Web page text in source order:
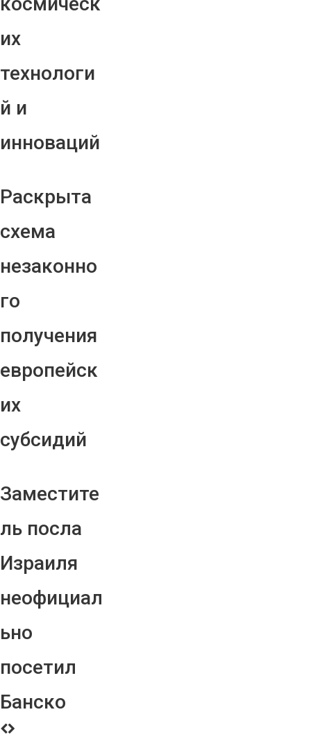
их
технологи
й и
инноваций
Раскрыта
схема
незаконно
го
получения
европейск
их
субсидий
Заместите
ль посла
Израиля
неофициал
ьно
посетил
Банско